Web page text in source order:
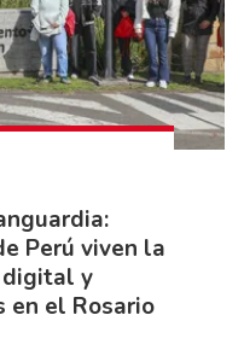
Perú viven la
digital y
en el Rosario